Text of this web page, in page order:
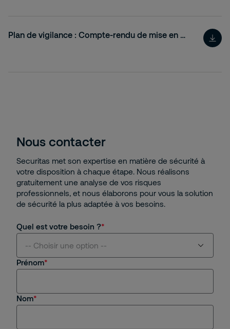
Plan de vigilance : Compte-rendu de mise en œuvre effective
Nous contacter
Securitas met son expertise en matière de sécurité à
votre disposition à chaque étape. Nous réalisons
gratuitement une analyse de vos risques
professionnels, et nous élaborons pour vous la solution
de sécurité la plus adaptée à vos besoins.
Quel est votre besoin ?
-- Choisir une option --
Je suis client(e) de Securitas
Prénom
Nom